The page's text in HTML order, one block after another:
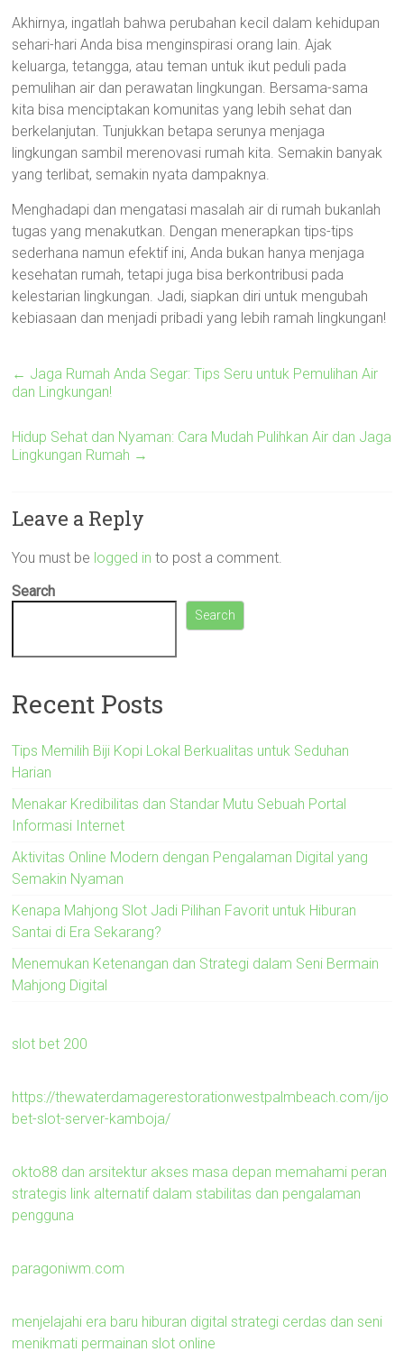
Akhirnya, ingatlah bahwa perubahan kecil dalam kehidupan
sehari-hari Anda bisa menginspirasi orang lain. Ajak
keluarga, tetangga, atau teman untuk ikut peduli pada
pemulihan air dan perawatan lingkungan. Bersama-sama
kita bisa menciptakan komunitas yang lebih sehat dan
berkelanjutan. Tunjukkan betapa serunya menjaga
lingkungan sambil merenovasi rumah kita. Semakin banyak
yang terlibat, semakin nyata dampaknya.
Menghadapi dan mengatasi masalah air di rumah bukanlah
tugas yang menakutkan. Dengan menerapkan tips-tips
sederhana namun efektif ini, Anda bukan hanya menjaga
kesehatan rumah, tetapi juga bisa berkontribusi pada
kelestarian lingkungan. Jadi, siapkan diri untuk mengubah
kebiasaan dan menjadi pribadi yang lebih ramah lingkungan!
← Jaga Rumah Anda Segar: Tips Seru untuk Pemulihan Air
dan Lingkungan!
Hidup Sehat dan Nyaman: Cara Mudah Pulihkan Air dan Jaga
Lingkungan Rumah →
Leave a Reply
You must be logged in to post a comment.
Search
Search
Recent Posts
Tips Memilih Biji Kopi Lokal Berkualitas untuk Seduhan
Harian
Menakar Kredibilitas dan Standar Mutu Sebuah Portal
Informasi Internet
Aktivitas Online Modern dengan Pengalaman Digital yang
Semakin Nyaman
Kenapa Mahjong Slot Jadi Pilihan Favorit untuk Hiburan
Santai di Era Sekarang?
Menemukan Ketenangan dan Strategi dalam Seni Bermain
Mahjong Digital
slot bet 200
https://thewaterdamagerestorationwestpalmbeach.com/ijo
bet-slot-server-kamboja/
okto88 dan arsitektur akses masa depan memahami peran
strategis link alternatif dalam stabilitas dan pengalaman
pengguna
paragoniwm.com
menjelajahi era baru hiburan digital strategi cerdas dan seni
menikmati permainan slot online